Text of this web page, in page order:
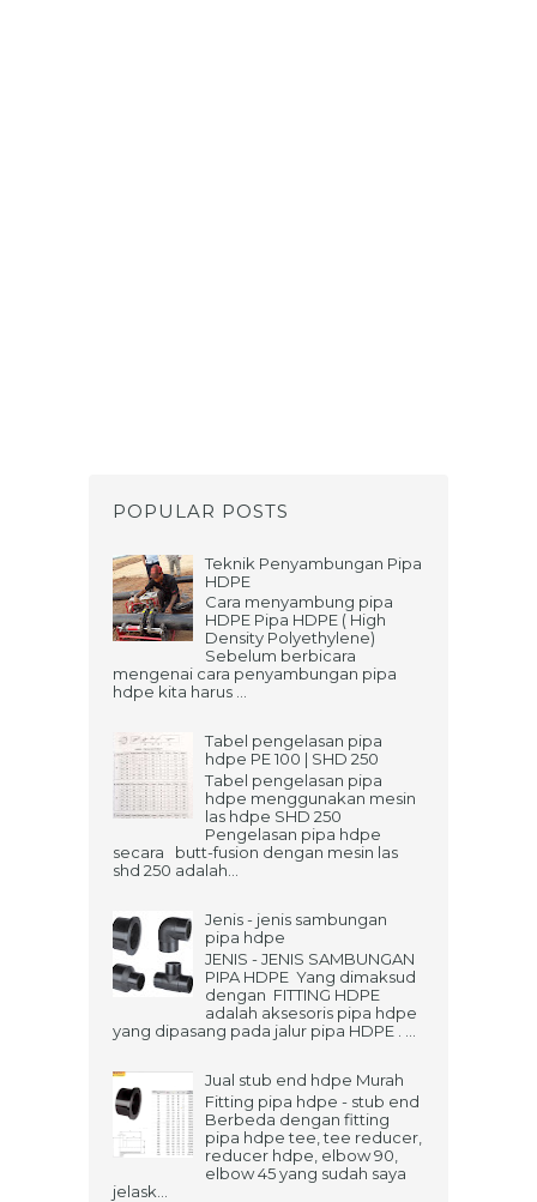
POPULAR POSTS
Teknik Penyambungan Pipa
HDPE
Cara menyambung pipa
HDPE Pipa HDPE ( High
Density Polyethylene)
Sebelum berbicara
mengenai cara penyambungan pipa
hdpe kita harus ...
Tabel pengelasan pipa
hdpe PE 100 | SHD 250
Tabel pengelasan pipa
hdpe menggunakan mesin
las hdpe SHD 250
Pengelasan pipa hdpe
secara butt-fusion dengan mesin las
shd 250 adalah...
Jenis - jenis sambungan
pipa hdpe
JENIS - JENIS SAMBUNGAN
PIPA HDPE Yang dimaksud
dengan FITTING HDPE
adalah aksesoris pipa hdpe
yang dipasang pada jalur pipa HDPE . ...
Jual stub end hdpe Murah
Fitting pipa hdpe - stub end
Berbeda dengan fitting
pipa hdpe tee, tee reducer,
reducer hdpe, elbow 90,
elbow 45 yang sudah saya
jelask...